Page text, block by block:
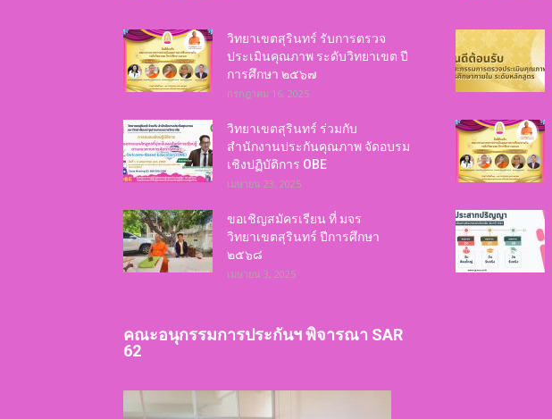
วิทยาเขตสุรินทร์ รับการตรวจ
ประเมินคุณภาพ ระดับวิทยาเขต ปี
การศึกษา ๒๕๖๗
กรกฎาคม 16, 2025
วิทยาเขตสุรินทร์ ร่วมกับ
สำนักงานประกันคุณภาพ จัดอบรม
เชิงปฏิบัติการ OBE
เมษายน 23, 2025
ขอเชิญสมัครเรียน ที่ มจร
วิทยาเขตสุรินทร์ ปีการศึกษา
๒๕๖๘
เมษายน 3, 2025
คณะอนุกรรมการประกันฯ พิจารณา SAR
62